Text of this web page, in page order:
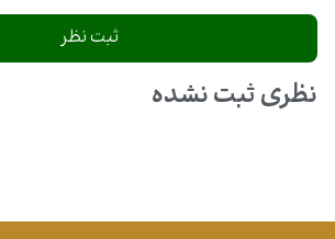
نظری ثبت نشده